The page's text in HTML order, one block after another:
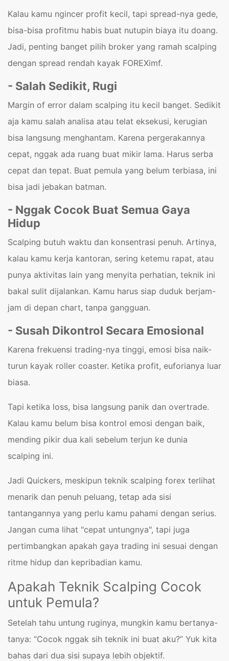
Kalau kamu ngincer profit kecil, tapi spread-nya gede,
bisa-bisa profitmu habis buat nutupin biaya itu doang.
Jadi, penting banget pilih broker yang ramah scalping
dengan spread rendah kayak FOREXimf.
- Salah Sedikit, Rugi
Margin of error dalam scalping itu kecil banget. Sedikit
aja kamu salah analisa atau telat eksekusi, kerugian
bisa langsung menghantam. Karena pergerakannya
cepat, nggak ada ruang buat mikir lama. Harus serba
cepat dan tepat. Buat pemula yang belum terbiasa, ini
bisa jadi jebakan batman.
- Nggak Cocok Buat Semua Gaya
Hidup
Scalping butuh waktu dan konsentrasi penuh. Artinya,
kalau kamu kerja kantoran, sering ketemu rapat, atau
punya aktivitas lain yang menyita perhatian, teknik ini
bakal sulit dijalankan. Kamu harus siap duduk berjam-
jam di depan chart, tanpa gangguan.
- Susah Dikontrol Secara Emosional
Karena frekuensi trading-nya tinggi, emosi bisa naik-
turun kayak roller coaster. Ketika profit, euforianya luar
biasa.
Tapi ketika loss, bisa langsung panik dan overtrade.
Kalau kamu belum bisa kontrol emosi dengan baik,
mending pikir dua kali sebelum terjun ke dunia
scalping ini.
Jadi Quickers, meskipun teknik scalping forex terlihat
menarik dan penuh peluang, tetap ada sisi
tantangannya yang perlu kamu pahami dengan serius.
Jangan cuma lihat "cepat untungnya", tapi juga
pertimbangkan apakah gaya trading ini sesuai dengan
ritme hidup dan kepribadian kamu.
Apakah Teknik Scalping Cocok
untuk Pemula?
Setelah tahu untung ruginya, mungkin kamu bertanya-
tanya: “Cocok nggak sih teknik ini buat aku?” Yuk kita
bahas dari dua sisi supaya lebih objektif.